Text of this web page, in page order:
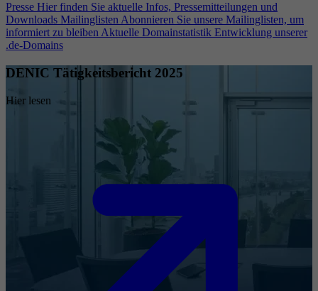
Presse Hier finden Sie aktuelle Infos, Pressemitteilungen und
Downloads Mailinglisten Abonnieren Sie unsere Mailinglisten, um
informiert zu bleiben Aktuelle Domainstatistik Entwicklung unserer
.de-Domains
DENIC Tätigkeitsbericht 2025
Hier lesen